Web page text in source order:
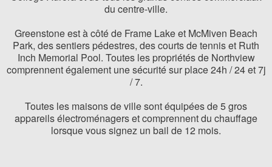
du centre-ville.
Greenstone est à côté de Frame Lake et McMiven Beach
Park, des sentiers pédestres, des courts de tennis et Ruth
Inch Memorial Pool. Toutes les propriétés de Northview
comprennent également une sécurité sur place 24h / 24 et 7j
/ 7.
Toutes les maisons de ville sont équipées de 5 gros
appareils électroménagers et comprennent du chauffage
lorsque vous signez un bail de 12 mois.